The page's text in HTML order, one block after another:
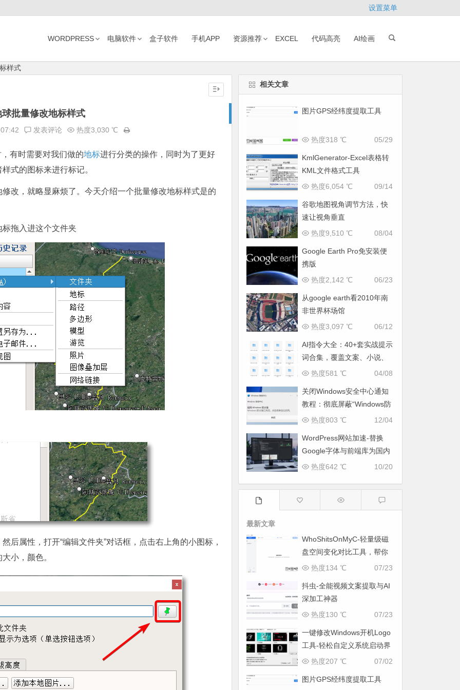
设置菜单
WORDPRESS 电脑软件 盒子软件 手机APP 资源推荐 EXCEL 代码高亮 AI绘画
样式
批量修改地标样式
发表评论 热度3,030 ℃
有时需要对我们做的地标进行分类的操作，同时为了更好
式的图标来进行标记。
改，就略显麻烦了。今天介绍一个批量修改地标样式是的
拖入进这个文件夹
后属性，打开“编辑文件夹”对话框，点击右上角的小图标，
小，颜色。
相关文章
图片GPS经纬度提取工具
05/29
热度318 ℃
KmlGenerator-Excel表格转
KML文件格式工具
09/14
热度6,054 ℃
谷歌地图视角调节方法，快
速让视角垂直
08/04
热度9,510 ℃
Google Earth Pro免安装便
携版
06/23
热度2,142 ℃
从google earth看2010年南
非世界杯场馆
06/12
热度3,097 ℃
AI指令大全：40+套实战提示
词合集，覆盖文案、小说、
运营全场景
04/08
热度581 ℃
关闭Windows安全中心通知
教程：彻底屏蔽“Windows防
火墙已关闭”弹窗
12/04
热度803 ℃
WordPress网站加速-替换
Google字体与前端库为国内
CDN镜像
10/20
热度642 ℃
最新文章
WhoShitsOnMyC-轻量级磁
盘空间变化对比工具，帮你
找出“吃掉”空间的罪魁祸首
07/23
热度134 ℃
抖虫-全能视频文案提取与AI
深加工神器
07/23
热度130 ℃
一键修改Windows开机Logo
工具-轻松自定义系统启动界
面
07/02
热度207 ℃
图片GPS经纬度提取工具